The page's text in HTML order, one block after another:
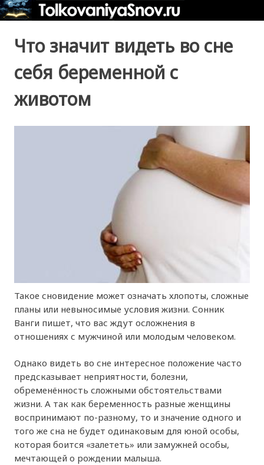
Что значит видеть во сне
себя беременной с
животом
Такое сновидение может означать хлопоты, сложные
планы или невыносимые условия жизни. Сонник
Ванги пишет, что вас ждут осложнения в
отношениях с мужчиной или молодым человеком.
Однако видеть во сне интересное положение часто
предсказывает неприятности, болезни,
обременённость сложными обстоятельствами
жизни. А так как беременность разные женщины
воспринимают по-разному, то и значение одного и
того же сна не будет одинаковым для юной особы,
которая боится «залететь» или замужней особы,
мечтающей о рождении малыша.